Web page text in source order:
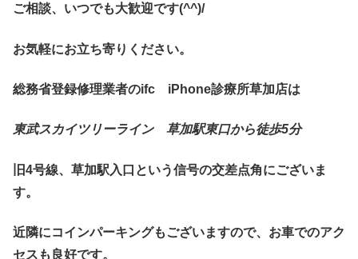
ご相談、いつでも大歓迎です(^^)/
お気軽にお立ち寄りください。
総務省登録修理業者のifc iPhone診療所草加店は
東武スカイツリーライン 草加駅東口から徒歩5分
旧4号線、草加駅入口という信号の交差点角にございま
す。
近隣にコインパーキングもございますので、お車でのアク
セスも良好です。